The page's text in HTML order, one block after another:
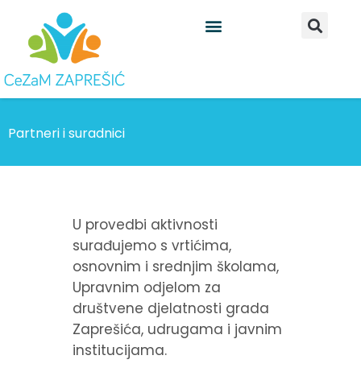
content
Partneri i suradnici
U provedbi aktivnosti
surađujemo s vrtićima,
osnovnim i srednjim školama,
Upravnim odjelom za
društvene djelatnosti grada
Zaprešića, udrugama i javnim
institucijama.